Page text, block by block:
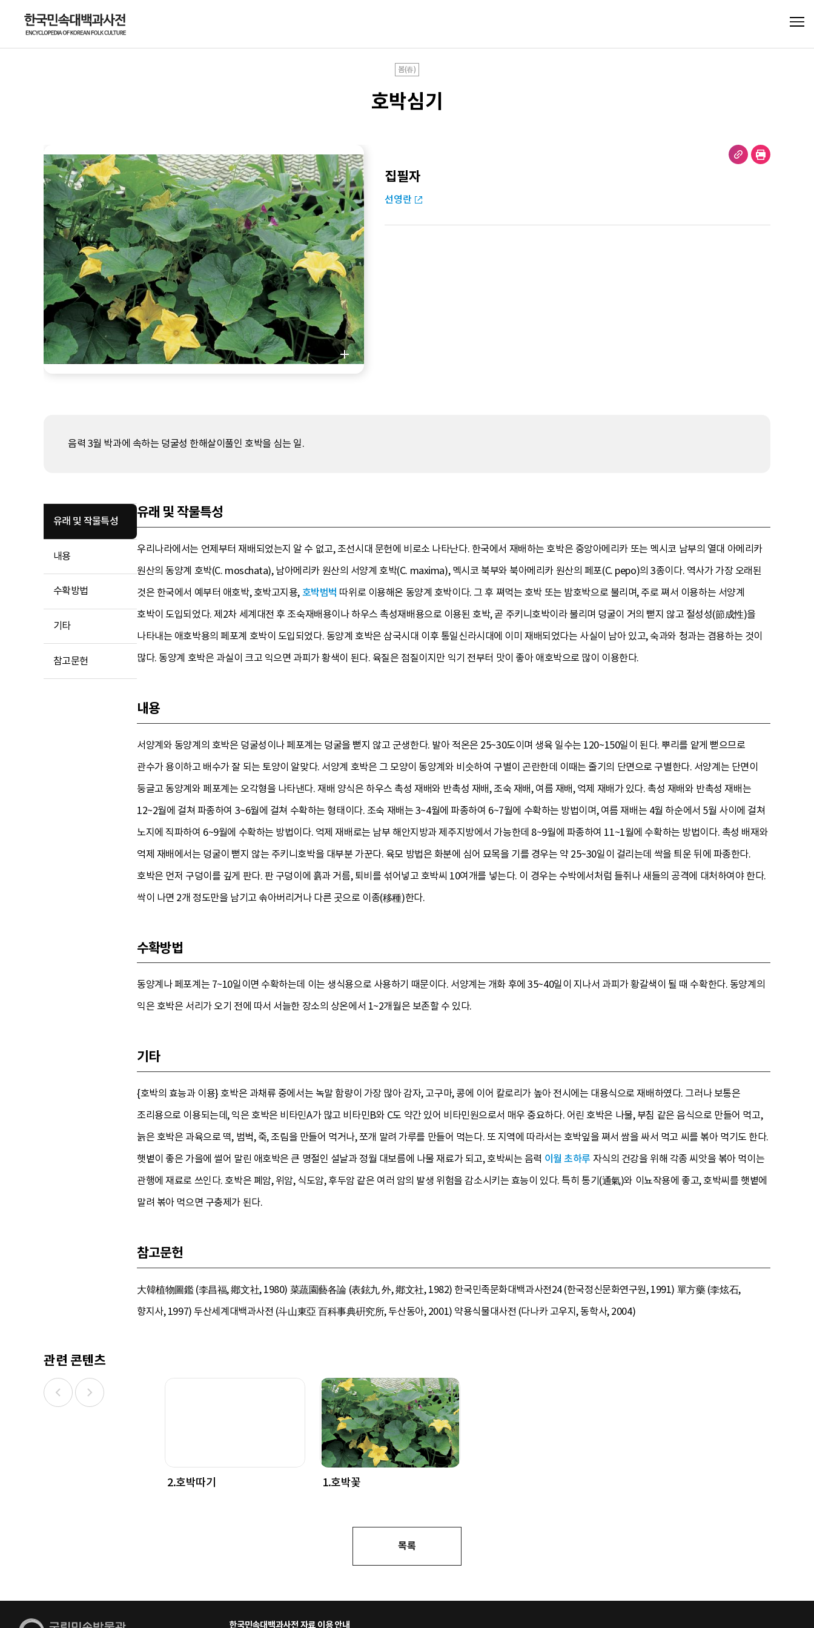
봄(春)
호박심기
집필자
선영란
음력 3월 박과에 속하는 덩굴성 한해살이풀인 호박을 심는 일.
유래 및 작물특성
내용
수확방법
기타
참고문헌
유래 및 작물특성
우리나라에서는 언제부터 재배되었는지 알 수 없고, 조선시대 문헌에 비로소 나타난다. 한국에서 재배하는 호박은 중앙아메리카 또는 멕시코 남부의 열대 아메리카
원산의 동양계 호박(C. moschata), 남아메리카 원산의 서양계 호박(C. maxima), 멕시코 북부와 북아메리카 원산의 페포(C. pepo)의 3종이다. 역사가 가장 오래된
것은 한국에서 예부터 애호박, 호박고지용,호박범벅 따위로 이용해온 동양계 호박이다. 그 후 쪄먹는 호박 또는 밤호박으로 불리며, 주로 쪄서 이용하는 서양계
호박이 도입되었다. 제2차 세계대전 후 조숙재배용이나 하우스 촉성재배용으로 이용된 호박, 곧 주키니호박이라 불리며 덩굴이 거의 뻗지 않고 절성성(節成性)을
나타내는 애호박용의 페포계 호박이 도입되었다. 동양계 호박은 삼국시대 이후 통일신라시대에 이미 재배되었다는 사실이 남아 있고, 숙과와 청과는 겸용하는 것이
많다. 동양계 호박은 과실이 크고 익으면 과피가 황색이 된다. 육질은 점질이지만 익기 전부터 맛이 좋아 애호박으로 많이 이용한다.
내용
서양계와 동양계의 호박은 덩굴성이나 페포계는 덩굴을 뻗지 않고 군생한다. 발아 적온은 25~30도이며 생육 일수는 120~150일이 된다. 뿌리를 얕게 뻗으므로
관수가 용이하고 배수가 잘 되는 토양이 알맞다. 서양계 호박은 그 모양이 동양계와 비슷하여 구별이 곤란한데 이때는 줄기의 단면으로 구별한다. 서양계는 단면이
둥글고 동양계와 페포계는 오각형을 나타낸다. 재배 양식은 하우스 촉성 재배와 반촉성 재배, 조숙 재배, 여름 재배, 억제 재배가 있다. 촉성 재배와 반촉성 재배는
12~2월에 걸쳐 파종하여 3~6월에 걸쳐 수확하는 형태이다. 조숙 재배는 3~4월에 파종하여 6~7월에 수확하는 방법이며, 여름 재배는 4월 하순에서 5월 사이에 걸쳐
노지에 직파하여 6~9월에 수확하는 방법이다. 억제 재배로는 남부 해안지방과 제주지방에서 가능한데 8~9월에 파종하여 11~1월에 수확하는 방법이다. 촉성 배재와
억제 재배에서는 덩굴이 뻗지 않는 주키니호박을 대부분 가꾼다. 육모 방법은 화분에 심어 묘목을 기를 경우는 약 25~30일이 걸리는데 싹을 틔운 뒤에 파종한다.
호박은 먼저 구덩이를 깊게 판다. 판 구덩이에 흙과 거름, 퇴비를 섞어넣고 호박씨 10여개를 넣는다. 이 경우는 수박에서처럼 들쥐나 새들의 공격에 대처하여야 한다.
싹이 나면 2개 정도만을 남기고 솎아버리거나 다른 곳으로 이종(移種)한다.
수확방법
동양계나 페포계는 7~10일이면 수확하는데 이는 생식용으로 사용하기 때문이다. 서양계는 개화 후에 35~40일이 지나서 과피가 황갈색이 될 때 수확한다. 동양계의
익은 호박은 서리가 오기 전에 따서 서늘한 장소의 상온에서 1~2개월은 보존할 수 있다.
기타
{호박의 효능과 이용} 호박은 과채류 중에서는 녹말 함량이 가장 많아 감자, 고구마, 콩에 이어 칼로리가 높아 전시에는 대용식으로 재배하였다. 그러나 보통은
조리용으로 이용되는데, 익은 호박은 비타민A가 많고 비타민B와 C도 약간 있어 비타민원으로서 매우 중요하다. 어린 호박은 나물, 부침 같은 음식으로 만들어 먹고,
늙은 호박은 과육으로 떡, 범벅, 죽, 조림을 만들어 먹거나, 쪼개 말려 가루를 만들어 먹는다. 또 지역에 따라서는 호박잎을 쪄서 쌈을 싸서 먹고 씨를 볶아 먹기도 한다.
햇볕이 좋은 가을에 썰어 말린 애호박은 큰 명절인 설날과 정월 대보름에 나물 재료가 되고, 호박씨는 음력 이월 초하루 자식의 건강을 위해 각종 씨앗을 볶아 먹이는
관행에 재료로 쓰인다. 호박은 폐암, 위암, 식도암, 후두암 같은 여러 암의 발생 위험을 감소시키는 효능이 있다. 특히 통기(通氣)와 이뇨작용에 좋고, 호박씨를 햇볕에
말려 볶아 먹으면 구충제가 된다.
참고문헌
大韓植物圖鑑 (李昌福, 鄕文社, 1980) 菜蔬園藝各論 (表鉉九 外, 鄕文社, 1982) 한국민족문화대백과사전24 (한국정신문화연구원, 1991) 單方藥 (李炫石,
향지사, 1997) 두산세계대백과사전 (斗山東亞 百科事典硏究所, 두산동아, 2001) 약용식물대사전 (다나카 고우지, 동학사, 2004)
관련 콘텐츠
2.호박따기 1.호박꽃
목록
한국민속대백과사전 자료 이용 안내